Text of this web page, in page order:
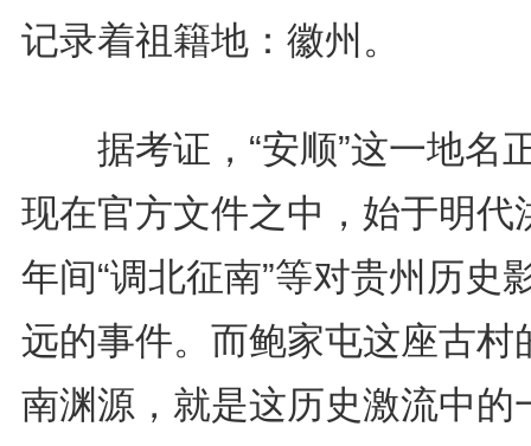
记录着祖籍地：徽州。
据考证，“安顺”这一地名
现在官方文件之中，始于明代
年间“调北征南”等对贵州历史
远的事件。而鲍家屯这座古村
南渊源，就是这历史激流中的